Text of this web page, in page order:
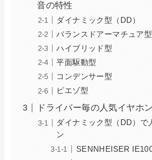
音の特性
ダイナミック型（DD）
バランスドアーマチュア型
ハイブリッド型
平面駆動型
コンデンサー型
ピエゾ型
ドライバー毎の人気イヤホン
ダイナミック型（DD）で
ン
SENNHEISER